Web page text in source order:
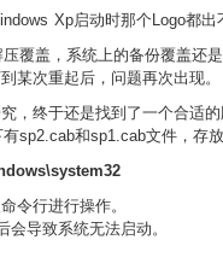
Xp启动时那个Logo都出
覆盖，系统上的备份覆盖还是
某次重起后，问题再次出现。
，终于还是找到了一个合适的
sp2.cab和sp1.cab文件，存
令行进行操作。
导致系统无法启动。